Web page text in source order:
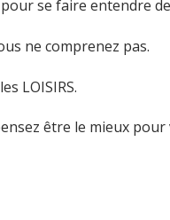
pour se faire entendre
ne comprenez pas.
LOISIRS.
être le mieux